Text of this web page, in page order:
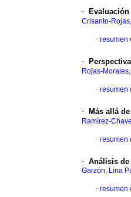
·
Crisanto-
· resumen
·
Rojas-
· resumen
· Más allá
Ramírez-
· resumen
· Análisis de
Garzón, Lina
· resumen